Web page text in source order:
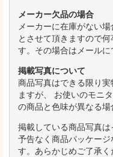
メーカー欠品の場合
メーカーに在庫がない
とさせて頂きますので
す。その場合はメールに
掲載写真について
商品写真はできる限り
ますが、 お使いのモニ
の商品と色味が異なる場
掲載している商品写真は
予告なく商品パッケー
す。あらかじめご了承く